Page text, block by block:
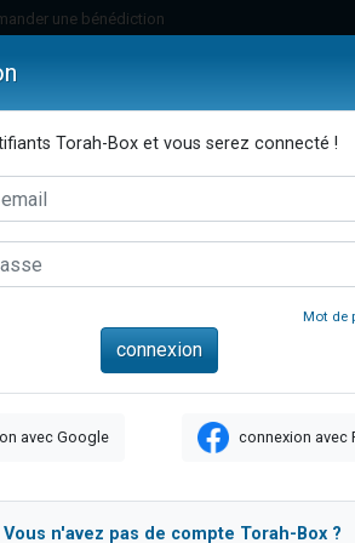
une bénédiction
en groupe sur Zoom
rejoindre sur WhatsApp
sur WhatsApp
rejoindre sur WhatsApp
Torah-Box Music
un don pour Tsédaka : pauvres d'Israel
un don pour Diane, 80 ans, dans un
de grandeur n°104 : Le Chabbath et le Birkat
une bénédiction
en groupe sur Zoom
Maasser
Etude sur Texte Musique
Torah-Box et vous serez connecté !
Mot de
avec Google connexion avec
n'avez pas de compte Torah-Box ?